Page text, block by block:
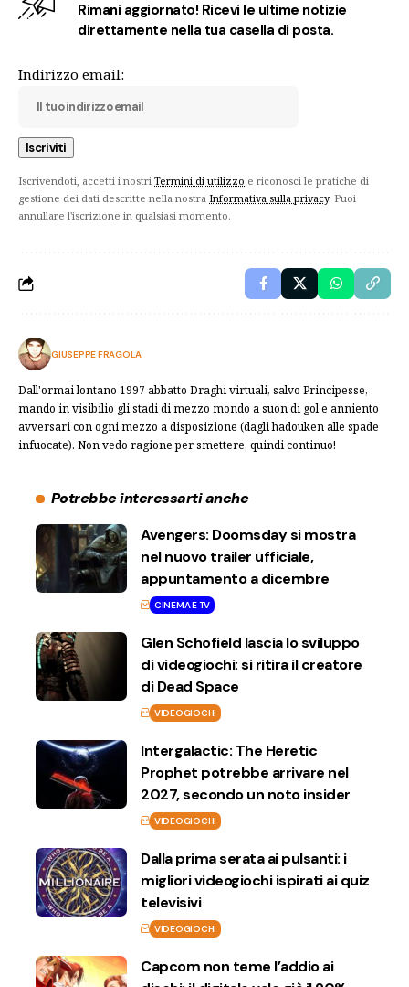
Rimani aggiornato! Ricevi le ultime notizie
direttamente nella tua casella di posta.
Indirizzo email:
Iscrivendoti, accetti i nostri Termini di utilizzo e riconosci le pratiche di
gestione dei dati descritte nella nostra Informativa sulla privacy. Puoi
annullare l'iscrizione in qualsiasi momento.
GIUSEPPE FRAGOLA
Dall'ormai lontano 1997 abbatto Draghi virtuali, salvo Principesse,
mando in visibilio gli stadi di mezzo mondo a suon di gol e anniento
avversari con ogni mezzo a disposizione (dagli hadouken alle spade
infuocate). Non vedo ragione per smettere, quindi continuo!
Potrebbe interessarti anche
Avengers: Doomsday si mostra
nel nuovo trailer ufficiale,
appuntamento a dicembre
CINEMA E TV
Glen Schofield lascia lo sviluppo
di videogiochi: si ritira il creatore
di Dead Space
VIDEOGIOCHI
Intergalactic: The Heretic
Prophet potrebbe arrivare nel
2027, secondo un noto insider
VIDEOGIOCHI
Dalla prima serata ai pulsanti: i
migliori videogiochi ispirati ai quiz
televisivi
VIDEOGIOCHI
Capcom non teme l’addio ai